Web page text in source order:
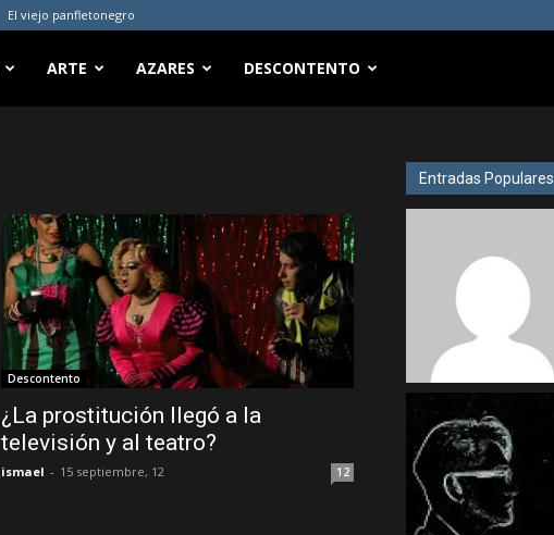
El viejo panfletonegro
ARTE AZARES DESCONTENTO
Descontento
¿La prostitución llegó a la
televisión y al teatro?
ismael - 15 septiembre, 12 12
Entradas Populares